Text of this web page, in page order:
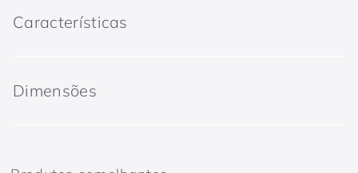
Características
Dimensões